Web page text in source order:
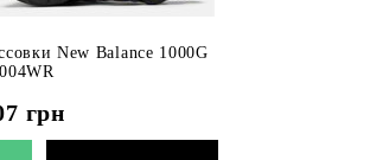
New Balance 1000G
грн